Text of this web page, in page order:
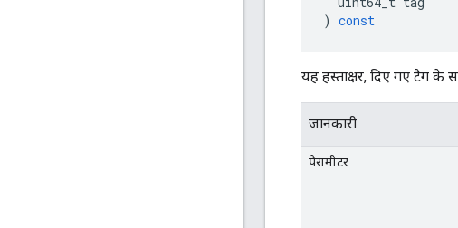
) const
यह हस्ताक्षर, दिए गए टैग के
जानकारी
पैरामीटर